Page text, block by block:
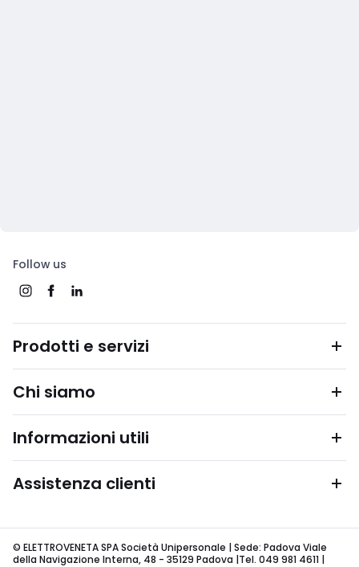
Follow us
Prodotti e servizi
Chi siamo
Informazioni utili
Assistenza clienti
© ELETTROVENETA SPA Società Unipersonale | Sede: Padova Viale
della Navigazione Interna, 48 - 35129 Padova |Tel. 049 981 4611 |